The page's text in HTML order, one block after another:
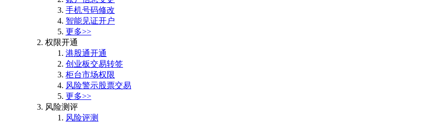
手机号码修改
智能见证开户
更多>>
权限开通
港股通开通
创业板交易转签
柜台市场权限
风险警示股票交易
更多>>
风险测评
风险评测